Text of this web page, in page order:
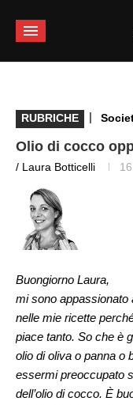
RUBRICHE |
Olio di cocco
/ Laura Botticelli
Buongiorno Laura,
mi sono appassionato
nelle mie ricette
piace tanto. So che è
olio di oliva o panna o
essermi preoccupato
dell’olio di cocco. È